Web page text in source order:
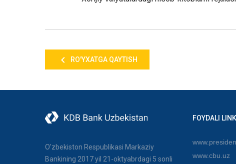
RO'YXATGA QAYTISH
O'zbekiston Respublikasi Markaziy
Bankining 2017 yil 21-oktyabrdagi 5 sonli
FOYDALI
www.cbu.uz